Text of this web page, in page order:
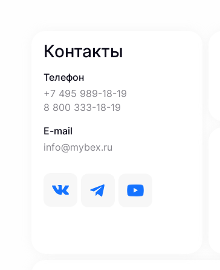
Контакты
Телефон
+7 495 989-18-19
8 800 333-18-19
E-mail
info@mybex.ru